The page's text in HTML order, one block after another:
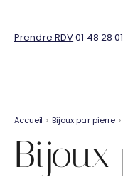
Prendre RDV01 48 28
Accueil > Bijoux par pierre
Bijoux